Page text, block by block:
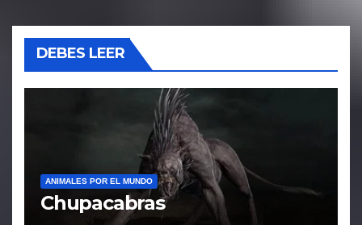
DEBES LEER
ANIMALES POR EL MUNDO
Chupacabras